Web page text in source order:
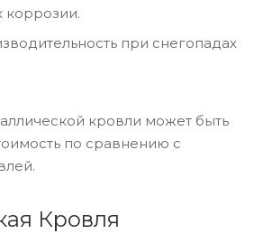
коррозии.
при снегопадах
кровли может быть
по сравнению с
Кровля